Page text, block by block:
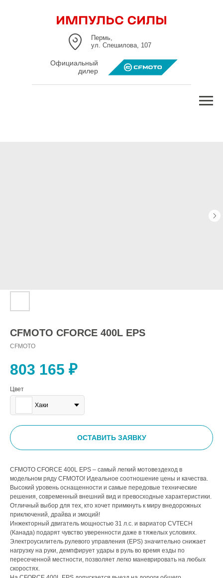
Пермь,
ул. Спешилова, 107
Официальный
дилер
CFMOTO CFORCE 400L EPS
CFMOTO
803 165 ₽
Цвет
Хаки
ОСТАВИТЬ ЗАЯВКУ
CFMOTO CFORCE 400L EPS – самый легкий мотовездеход в
модельном ряду CFMOTO! Идеальное соотношение цены и качества.
Высокий уровень оснащенности и самые передовые технические
решения, современный внешний вид и превосходные характеристики.
Отличный выбор для тех, кто хочет примкнуть к миру внедорожных
приключений, драйва и эмоций!
Инжекторный двигатель мощностью 31 л.с. и вариатор CVTECH
(Канада) подарят чувство уверенности даже в тяжелых условиях.
Электроусилитель рулевого управления (EPS) значительно снижает
нагрузку на руки, демпфирует удары в руль во время езды по
пересеченной местности, позволяет легко маневрировать на любых
скоростях.